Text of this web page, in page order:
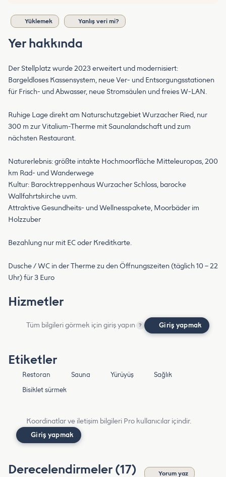
Yüklemek Yanlış veri mi?
Yer hakkında
Der Stellplatz wurde 2023 erweitert und modernisiert:
Bargeldloses Kassensystem, neue Ver- und Entsorgungsstationen
für Frisch- und Abwasser, neue Stromsäulen und freies W-LAN.
Ruhige Lage direkt am Naturschutzgebiet Wurzacher Ried, nur
300 m zur Vitalium-Therme mit Saunalandschaft und zum
nächsten Restaurant.
Naturerlebnis: größte intakte Hochmoorfläche Mitteleuropas, 200
km Rad- und Wanderwege
Kultur: Barocktreppenhaus Wurzacher Schloss, barocke
Wallfahrtskirche uvm.
Attraktive Gesundheits- und Wellnesspakete, Moorbäder im
Holzzuber
Bezahlung nur mit EC oder Kreditkarte.
Dusche / WC in der Therme zu den Öffnungszeiten (täglich 10 – 22
Uhr) für 3 Euro
Hizmetler
Tüm bilgileri görmek için giriş yapın ? Giriş yapmak
Etiketler
Restoran Sauna Yürüyüş
Sağlık
Bisiklet sürmek
Koordinatlar ve iletişim bilgileri Pro kullanıcılar içindir.
Giriş yapmak
Derecelendirmeler (17) Yorum yaz